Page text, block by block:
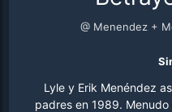
@ Menendez +
Lyle y Erik Menéndez
padres en 1989.